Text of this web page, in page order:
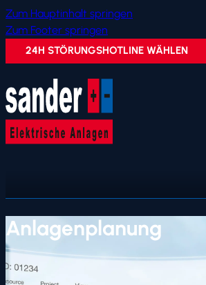
Zum Hauptinhalt springen
Zum Footer springen
24H STÖRUNGSHOTLINE WÄHLEN
Anlagenplanung